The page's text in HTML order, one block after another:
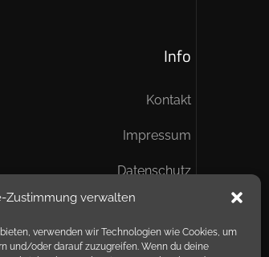
Zustimmung verwalten
verwenden wir Technologien wie Cookies, um
und/oder darauf zuzugreifen. Wenn du deine
Info
Kontakt
Impressum
Datenschutz